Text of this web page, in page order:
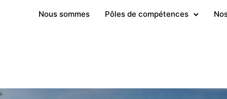
Nous sommes Pôles de compétences